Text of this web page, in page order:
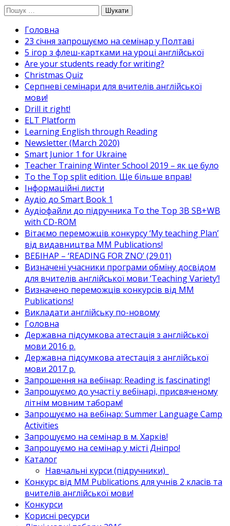
Перейти
вмісту
Пошук:
Головна
23 січня запрошуємо на семінар у Полтаві
5 ігор з флеш-картками на уроці англійської
Are your students ready for writing?
Christmas Quiz
Cерпневі семінари для вчителів англійської
мови!
Drill it right!
ELT Platform
Learning English through Reading
Newsletter (March 2020)
Smart Junior 1 for Ukraine
Teacher Training Winter School 2019 – як це було
To the Top split edition. Ще більше вправ!
Інформаційні листи
Аудіо до Smart Book 1
Аудіофайли до підручника To the Top 3B SB+WB
with CD-ROM
Вітаємо переможців конкурсу ‘My teaching Plan’
від видавництва MM Publications!
ВЕБІНАР – ‘READING FOR ZNO’ (29.01)
Визначені учасники програми обміну досвідом
для вчителів англійської мови ‘Teaching Variety’!
Визначено переможців конкурсів від MM
Publications!
Викладати англійську по-новому
Головна
Державна підсумкова атестація з англійської
мови 2016 р.
Державна підсумкова атестація з англійської
мови 2017 р.
Запрошення на вебінар: Reading is fascinating!
Запрошуємо до участі у вебінарі, присвяченому
літнім мовним таборам!
Запрошуємо на вебінар: Summer Language Camp
Activities
Запрошуємо на семінар в м. Харків!
Запрошуємо на семінар у місті Дніпро!
Каталог
Навчальні курси (підручники)_
Конкурс від MM Publications для учнів 2 класів та
вчителів англійської мови!
Конкурси
Корисні ресурси